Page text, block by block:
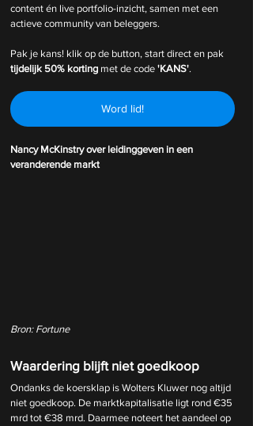
content én live portfolio-inzicht, samen met een
actieve community van beleggers.
Pak je kans! klik op de button, start direct en pak
tijdelijk 50% korting met de code 'KANS'.
Word lid!
Nancy McKinstry over leidinggeven in een
veranderende markt
Bron: Fortune
Waardering blijft niet goedkoop
Ondanks de koersklap is Wolters Kluwer nog altijd
niet goedkoop. De marktkapitalisatie ligt rond €35
mrd tot €38 mrd. Daarmee noteert het aandeel op